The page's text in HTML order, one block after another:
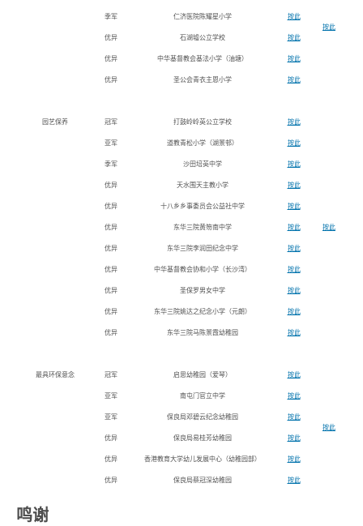
按此
季军 仁济医院陈耀星小学 按此
优异 石湖墟公立学校 按此
优异 中华基督教会基法小学（油塘） 按此
优异 圣公会青衣主恩小学 按此
园艺保养 冠军 打鼓岭岭英公立学校 按此
按此
亚军 道教青松小学（湖景邨） 按此
季军 沙田培英中学 按此
优异 天水围天主教小学 按此
优异 十八乡乡事委员会公益社中学 按此
优异 东华三院黄笏南中学 按此
优异 东华三院李润田纪念中学 按此
优异 中华基督教会协和小学（长沙湾） 按此
优异 圣保罗男女中学 按此
优异 东华三院姚达之纪念小学（元朗） 按此
优异 东华三院马陈景霞幼稚园 按此
最具环保意念 冠军 启思幼稚园（爱琴） 按此
按此
亚军 南屯门官立中学 按此
亚军 保良局邓碧云纪念幼稚园 按此
优异 保良局易桂芳幼稚园 按此
优异 香港教育大学幼儿发展中心（幼稚园部） 按此
优异 保良局蔡冠深幼稚园 按此
鸣谢